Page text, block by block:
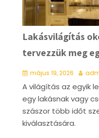
Lakásvilágítás
tervezzük meg
május 19, 2026
A világítás az egyik
egy lakásnak vagy
szászor több időt
kiválasztására.